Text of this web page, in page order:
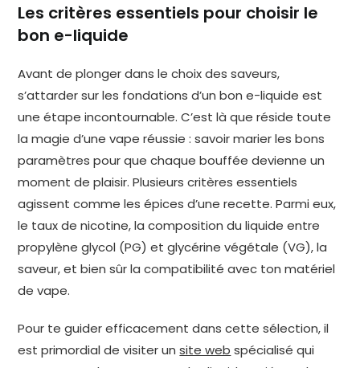
Les critères essentiels pour choisir le
bon e-liquide
Avant de plonger dans le choix des saveurs,
s’attarder sur les fondations d’un bon e-liquide est
une étape incontournable. C’est là que réside toute
la magie d’une vape réussie : savoir marier les bons
paramètres pour que chaque bouffée devienne un
moment de plaisir. Plusieurs critères essentiels
agissent comme les épices d’une recette. Parmi eux,
le taux de nicotine, la composition du liquide entre
propylène glycol (PG) et glycérine végétale (VG), la
saveur, et bien sûr la compatibilité avec ton matériel
de vape.
Pour te guider efficacement dans cette sélection, il
est primordial de visiter unsite web spécialisé qui